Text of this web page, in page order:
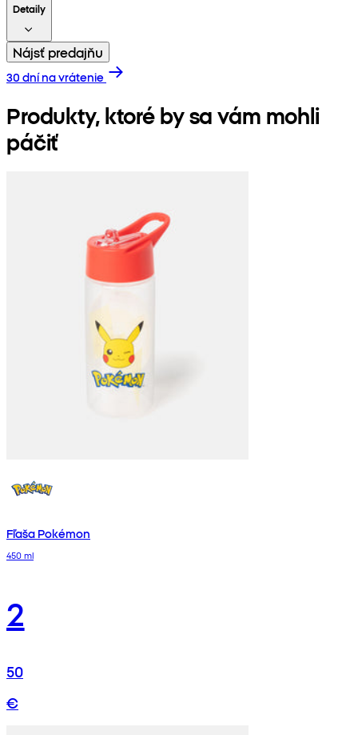
Detaily
Nájsť predajňu
30 dní na vrátenie
Produkty, ktoré by sa vám mohli
páčiť
Fľaša Pokémon
450 ml
2
50
€